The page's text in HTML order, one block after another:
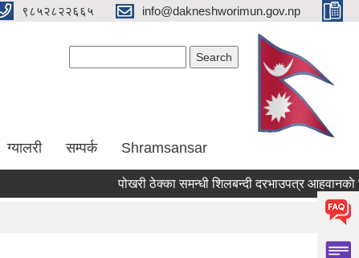
९८५२८२२६६५ info@dakneshworimun.gov.np
ग्यालरी सम्पर्क Shramsansar
पोखरी ठेक्का समन्धी शिलबन्दी दरभाउपत्र आहवानकाे